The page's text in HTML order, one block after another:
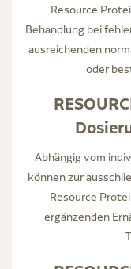
Resource
Behandlung bei
ausreichenden
oder
Abhängig vom
können zur
Resource
ergänzenden